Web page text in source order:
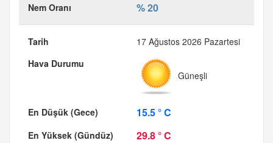
% 20
17 Ağustos 2026 Pazartesi
Güneşli
15.5 ° C
29.8 ° C